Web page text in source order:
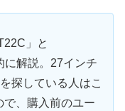
」と
に解説。27インチ
探している人はこ
、購入前のユー